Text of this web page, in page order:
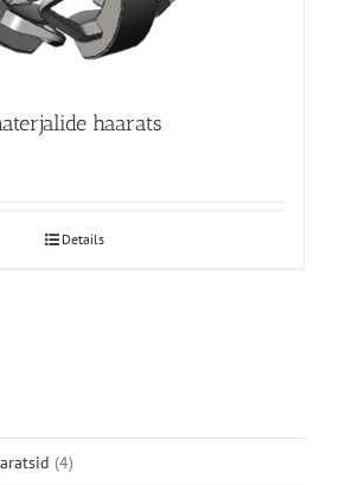
haarats
Details
(4)